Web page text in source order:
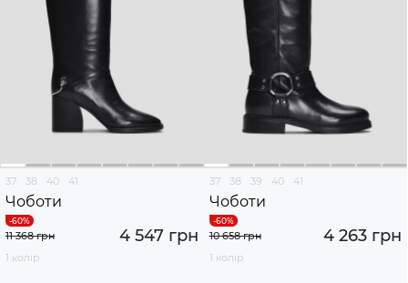
37 38 40 41
Чоботи
4 547 грн
11 368 грн
1 колір
37 38 39 40 41
Чоботи
4 263 грн
10 658 грн
1 колір